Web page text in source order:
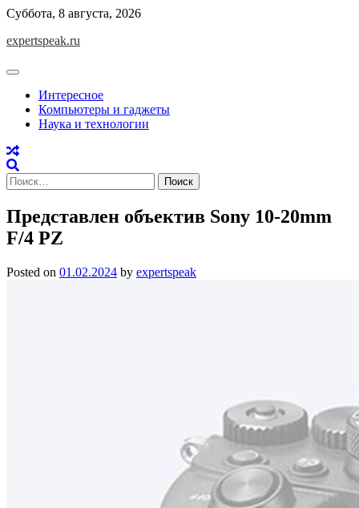
Skip
content
Суббота, 8 августа, 2026
expertspeak.ru
Интересное
Компьютеры и гаджеты
Наука и технологии
Найти:
Представлен объектив Sony 10-20mm
F/4 PZ
Posted on 01.02.2024 by expertspeak